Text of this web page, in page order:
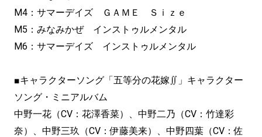
M4：サマーデイズ ＧＡＭＥ Ｓｉｚｅ
M5：みなみかぜ インストゥルメンタル
M6：サマーデイズ インストゥルメンタル
■キャラクターソング「五等分の花嫁∬」キャラクター
ソング・ミニアルバム
中野一花（CV：花澤香菜）、中野二乃（CV：竹達彩
奈）、中野三玖（CV：伊藤美来）、中野四葉（CV：佐